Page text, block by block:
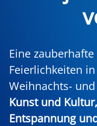
Eine
Feierlichkeiten
Weihnachts-
Kunst und
Entspannung